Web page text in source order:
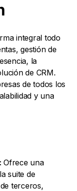
integral todo
gestión de
la
de CRM.
de todos los
y una
Ofrece una
suite de
terceros,